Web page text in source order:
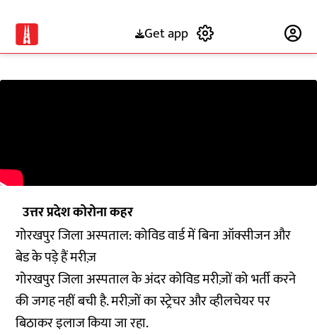
Get app
उत्तर प्रदेश कोरोना कहर
गोरखपुर जिला अस्पताल: कोविड वार्ड में बिना ऑक्सीजन और
बेड के पड़े हैं मरीज़
गोरखपुर जिला अस्पताल के अंदर कोविड मरीज़ों को भर्ती करने
की जगह नहीं बची है. मरीज़ों का स्ट्रेचर और व्हीलचेयर पर
बिठाकर इलाज किया जा रहा.